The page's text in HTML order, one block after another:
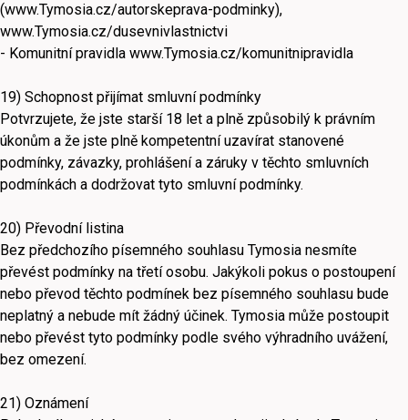
(www.Tymosia.cz/autorskeprava-podminky),
www.Tymosia.cz/dusevnivlastnictvi
- Komunitní pravidla www.Tymosia.cz/komunitnipravidla
19) Schopnost přijímat smluvní podmínky
Potvrzujete, že jste starší 18 let a plně způsobilý k právním
úkonům a že jste plně kompetentní uzavírat stanovené
podmínky, závazky, prohlášení a záruky v těchto smluvních
podmínkách a dodržovat tyto smluvní podmínky.
20) Převodní listina
Bez předchozího písemného souhlasu Tymosia nesmíte
převést podmínky na třetí osobu. Jakýkoli pokus o postoupení
nebo převod těchto podmínek bez písemného souhlasu bude
neplatný a nebude mít žádný účinek. Tymosia může postoupit
nebo převést tyto podmínky podle svého výhradního uvážení,
bez omezení.
21) Oznámení